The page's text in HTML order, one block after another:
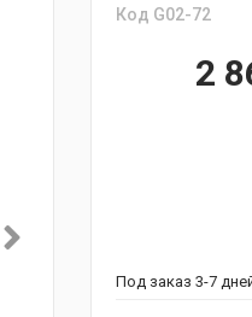
Код G02-72
2
Под заказ 3-7